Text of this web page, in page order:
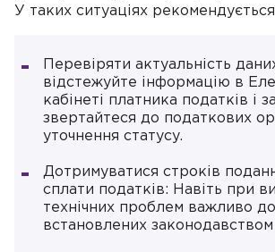
У таких ситуаціях
Перевіряти актуальність
відстежуйте інформацію в
кабінеті платника податків і
звертайтеся до податкових
уточнення статусу.
Дотримуватися строків
сплати податків: Навіть при
технічних проблем важливо
встановлених законодавством